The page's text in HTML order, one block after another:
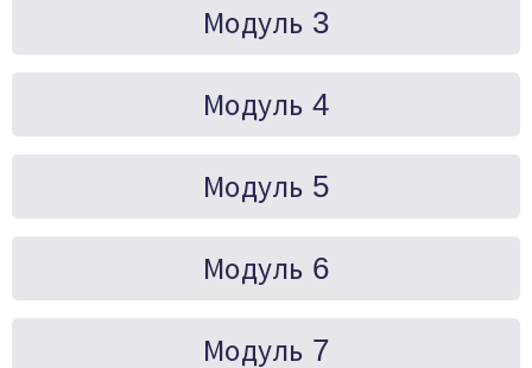
Модуль 3
Модуль 4
Модуль 5
Модуль 6
Модуль 7